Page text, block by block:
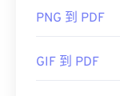
你可能永远不
以自动打开
PNG 到 PDF
GIF 到 PDF